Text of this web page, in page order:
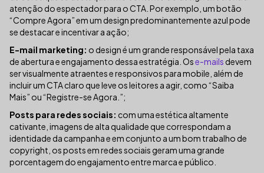
atenção do espectador para o CTA. Por exemplo, um botão
“Compre Agora” em um design predominantemente azul pode
se destacar e incentivar a ação;
E-mail marketing: o design é um grande responsável pela taxa
de abertura e engajamento dessa estratégia. Ose-mails devem
ser visualmente atraentes e responsivos para mobile, além de
incluir um CTA claro que leve os leitores a agir, como “Saiba
Mais” ou “Registre-se Agora.”;
Posts para redes sociais: com uma estética altamente
cativante, imagens de alta qualidade que correspondam a
identidade da campanha e em conjunto a um bom trabalho de
copyright, os posts em redes sociais geram uma grande
porcentagem do engajamento entre marca e público.